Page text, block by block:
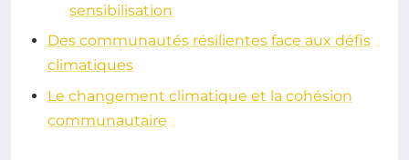
sensibilisation
Des communautés résilientes face aux défis
climatiques
Le changement climatique et la cohésion
communautaire